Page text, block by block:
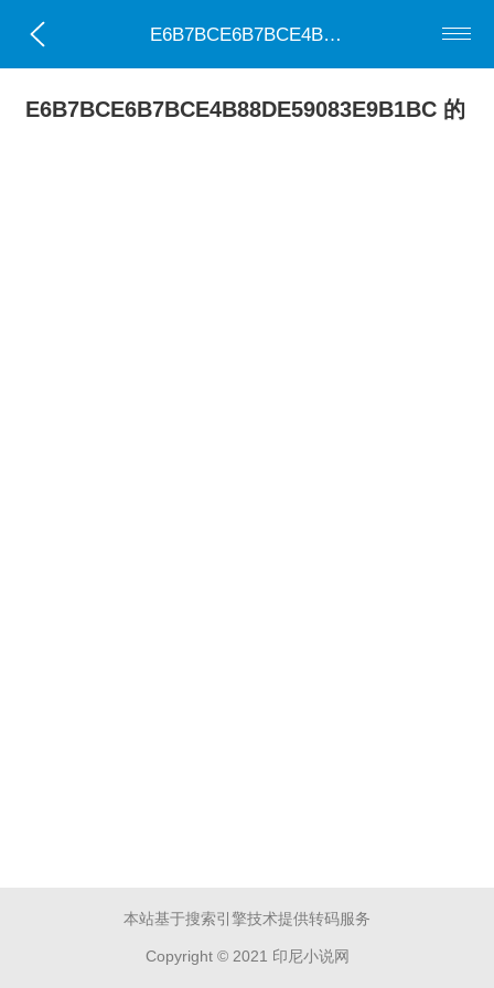
E6B7BCE6B7BCE4B88DE59083E9B1BC
E6B7BCE6B7BCE4B88DE59083E9B1BC 的
本站基于搜索引擎技术提供转码服务
Copyright © 2021 印尼小说网